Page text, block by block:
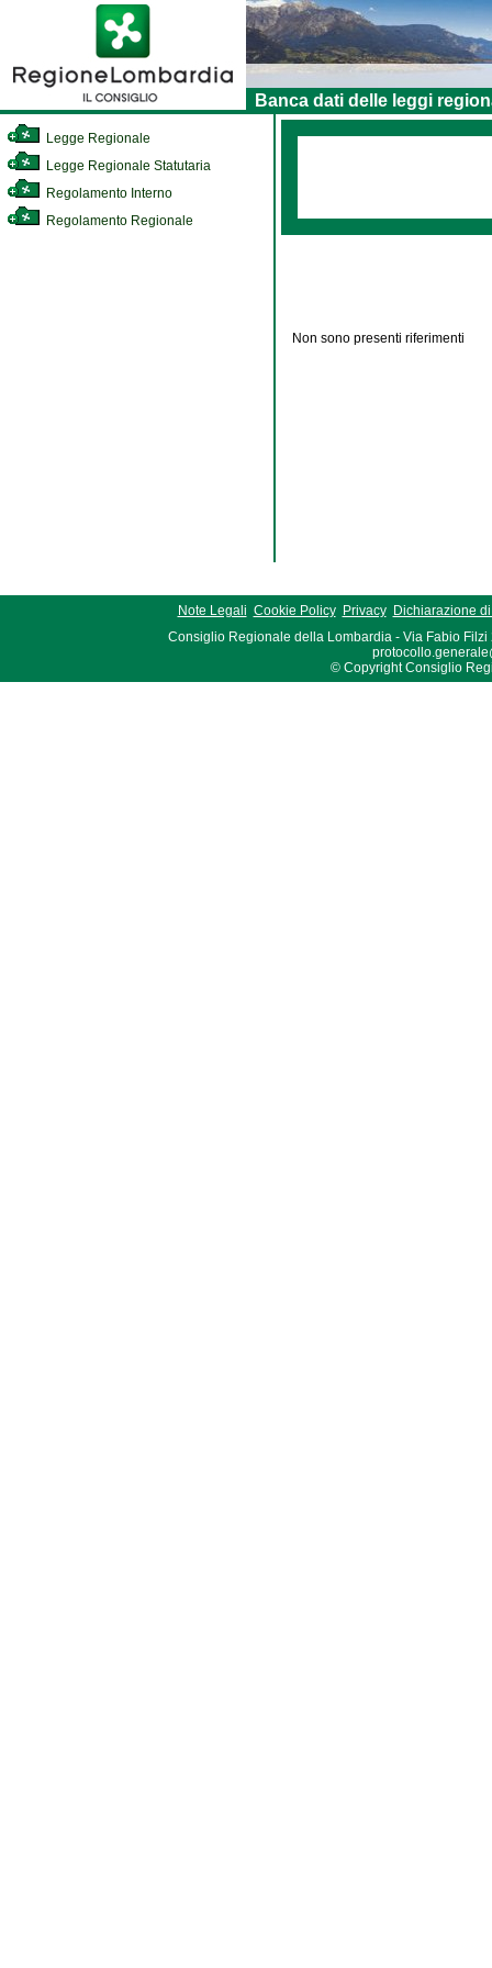
Banca dati delle leggi
Legge Regionale
Legge Regionale Statutaria
Regolamento Interno
Regolamento Regionale
Non sono presenti riferimenti
Note Legali Cookie Policy Privacy
Dichiarazione
Consiglio Regionale della Lombardia - Via Fabio Filzi
© Copyright Consiglio